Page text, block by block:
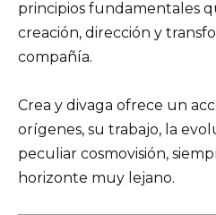
principios fundamentales
creación, dirección y
compañía.
Crea y divaga ofrece un
orígenes, su trabajo, la
peculiar cosmovisión,
horizonte muy lejano.